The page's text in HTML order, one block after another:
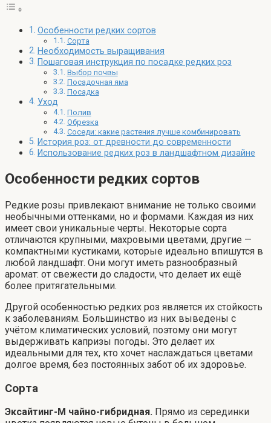
Особенности редких сортов
Сорта
Необходимость выращивания
Пошаговая инструкция по посадке редких роз
Выбор почвы
Посадочная яма
Посадка
Уход
Полив
Обрезка
Соседи: какие растения лучше комбинировать
История роз: от древности до современности
Использование редких роз в ландшафтном дизайне
Особенности редких сортов
Редкие розы привлекают внимание не только своими
необычными оттенками, но и формами. Каждая из них
имеет свои уникальные черты. Некоторые сорта
отличаются крупными, махровыми цветами, другие —
компактными кустиками, которые идеально впишутся в
любой ландшафт. Они могут иметь разнообразный
аромат: от свежести до сладости, что делает их ещё
более притягательными.
Другой особенностью редких роз является их стойкость
к заболеваниям. Большинство из них выведены с
учётом климатических условий, поэтому они могут
выдерживать капризы погоды. Это делает их
идеальными для тех, кто хочет наслаждаться цветами
долгое время, без постоянных забот об их здоровье.
Сорта
Эксайтинг-М чайно-гибридная. Прямо из серединки